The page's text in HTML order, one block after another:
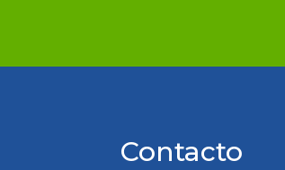
Contacto